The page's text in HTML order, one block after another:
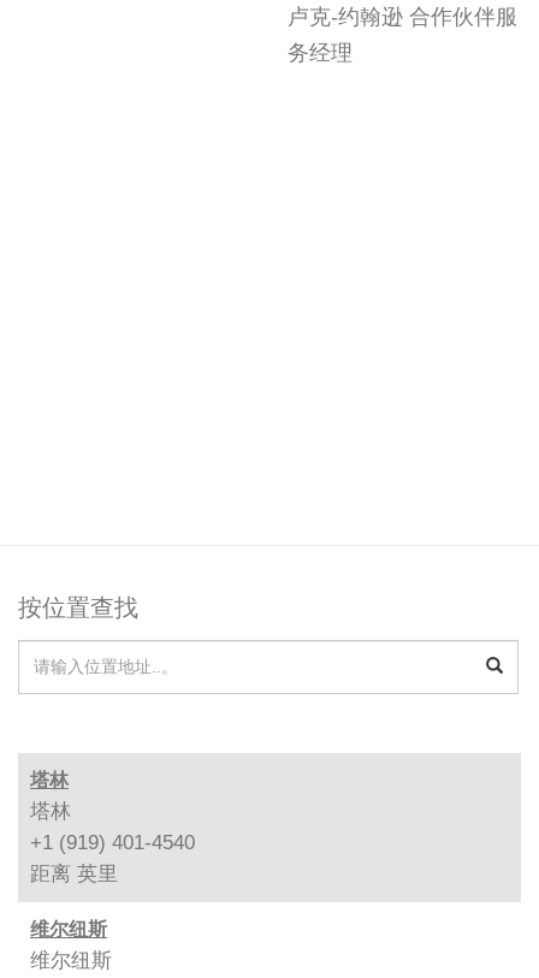
卢克-约翰逊 合作伙伴服
务经理
按位置查找
塔林
塔林
+1 (919) 401-4540
距离 英里
维尔纽斯
维尔纽斯